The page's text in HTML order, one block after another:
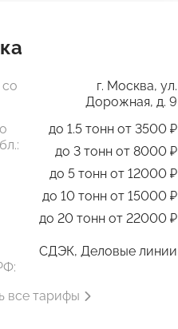
г. Москва, ул.
Дорожная, д. 9
до 1.5 тонн от 3500 ₽
до 3 тонн от 8000 ₽
до 5 тонн от 12000 ₽
до 10 тонн от 15000 ₽
до 20 тонн от 22000 ₽
СДЭК, Деловые линии
все тарифы